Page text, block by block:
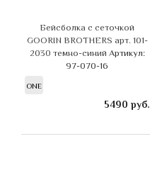
Бейсболка с сеточкой
GOORIN BROTHERS арт. 101-
2030 темно-синий Артикул:
97-070-16
ONE
5490 руб.